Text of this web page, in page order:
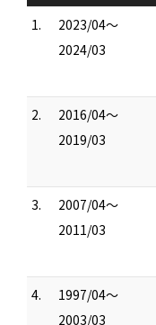
1.
2023/04～
2024/03
2.
2016/04～
2019/03
3.
2007/04～
2011/03
4.
1997/04～
2003/03